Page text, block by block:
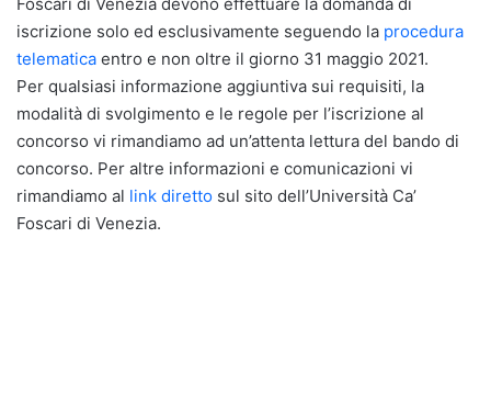
iscrizione solo ed esclusivamente seguendo la procedura
telematica entro e non oltre il giorno 31 maggio 2021.
Per qualsiasi informazione aggiuntiva sui requisiti, la
modalità di svolgimento e le regole per l’iscrizione al
concorso vi rimandiamo ad un’attenta lettura del bando di
concorso. Per altre informazioni e comunicazioni vi
rimandiamo al link diretto sul sito dell’Università Ca’
Foscari di Venezia.